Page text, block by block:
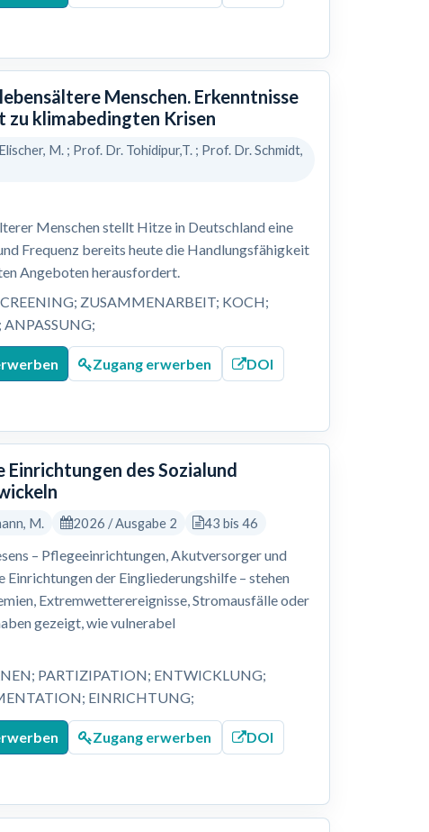
Menschen. Erkenntnisse
zu klimabedingten Krisen
M. ; Prof. Dr. Tohidipur,T. ; Prof. Dr. Schmidt,
Menschen stellt Hitze in Deutschland eine
Frequenz bereits heute die Handlungsfähigkeit
Angeboten herausfordert.
ZUSAMMENARBEIT; KOCH;
Zugang erwerben DOI
des Sozialund
M. 2026 / Ausgabe 2 43 bis 46
– Pflegeeinrichtungen, Akutversorger und
der Eingliederungshilfe – stehen
Extremwetterereignisse, Stromausfälle oder
gezeigt, wie vulnerabel
PARTIZIPATION; ENTWICKLUNG;
EINRICHTUNG;
Zugang erwerben DOI